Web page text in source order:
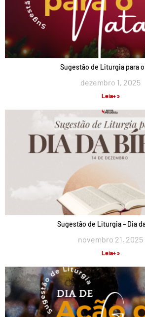
Sugestão de Liturgia para o
dezembro 1, 2025
Leia+ »
Sugestão de Liturgia – Dia
novembro 21, 2025
Leia+ »